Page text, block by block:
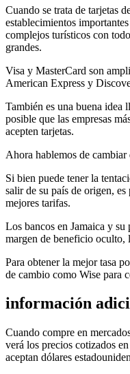
Cuando se trata de tarjetas
establecimientos
complejos turísticos con
grandes.
Visa y MasterCard son
American Express y
También es una buena idea
posible que las empresas
acepten tarjetas.
Ahora hablemos de cambiar
Si bien puede tener la
salir de su país de origen,
mejores tarifas.
Los bancos en Jamaica y
margen de beneficio oculto,
Para obtener la mejor tasa
de cambio como Wise para
información
Cuando compre en
verá los precios cotizados
aceptan dólares